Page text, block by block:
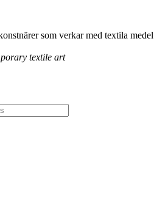
som verkar med textila
textile art